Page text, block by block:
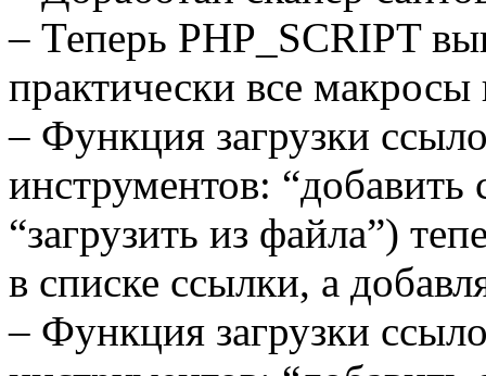
– Теперь PHP_SCRIPT
практически все
– Функция загрузки
инструментов: “добавить
“загрузить из файла”)
в списке ссылки, а
– Функция загрузки